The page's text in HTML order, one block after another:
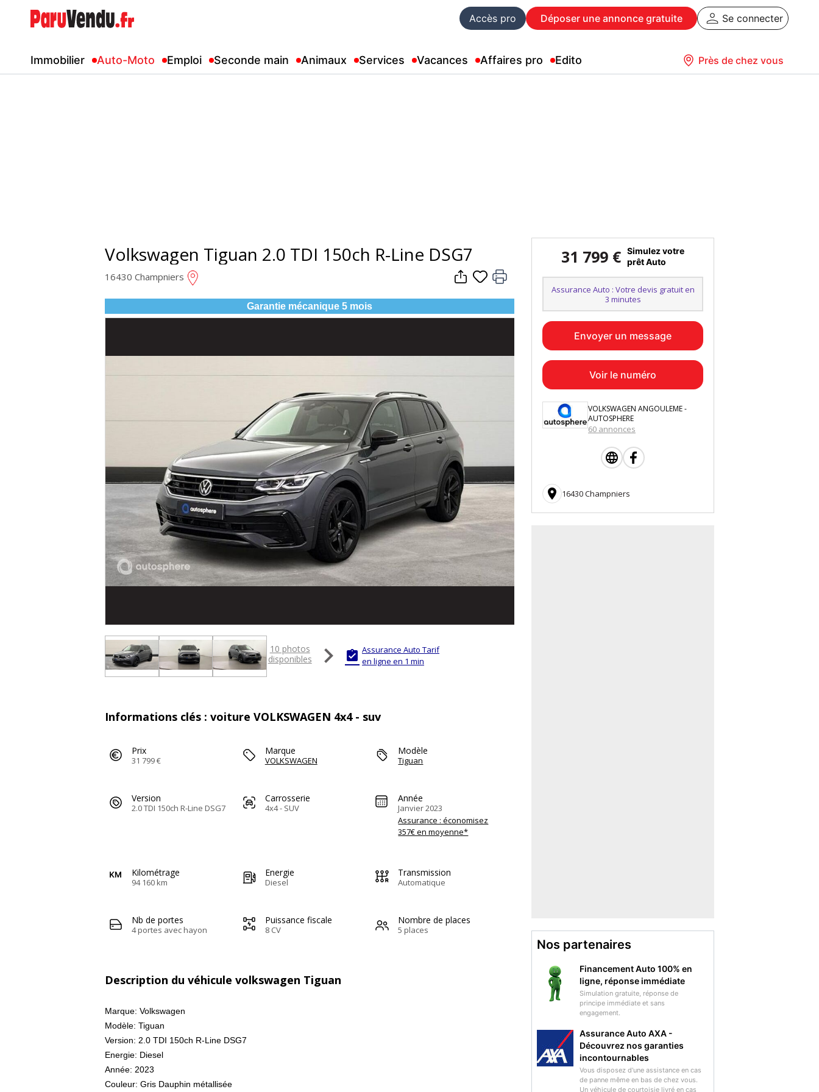
Accès pro Déposer une annonce gratuite Se connecter
Immobilier Auto-Moto Emploi Seconde main Animaux Services Vacances Affaires pro Edito Près de chez vous
Volkswagen Tiguan 2.0 TDI 150ch R-Line DSG7
16430 Champniers
Garantie mécanique 5 mois
10 photos
disponibles
  Assurance Auto Tarif
en ligne en 1 min
Informations clés : voiture VOLKSWAGEN 4x4 - suv
Prix
31 799 €
Marque
VOLKSWAGEN
Modèle
Tiguan
Version
2.0 TDI 150ch R-Line DSG7
Carrosserie
4x4 - SUV
Année
Janvier 2023
Assurance : économisez
357€ en moyenne*
Kilométrage
94 160 km
Energie
Diesel
Transmission
Automatique
Nb de portes
4 portes avec hayon
Puissance fiscale
8 CV
Nombre de places
5 places
Description du véhicule volkswagen Tiguan
Marque: Volkswagen
Modèle: Tiguan
Version: 2.0 TDI 150ch R-Line DSG7
Energie: Diesel
Année: 2023
Couleur: Gris Dauphin métallisée
31 799 € Simulez votre
prêt Auto
Assurance Auto : Votre devis gratuit en
3 minutes
Envoyer un message
Voir le numéro
VOLKSWAGEN ANGOULEME -
AUTOSPHERE
60 annonces
 16430 Champniers
Nos partenaires
Financement Auto 100% en
ligne, réponse immédiate
Simulation gratuite, réponse de
principe immédiate et sans
engagement.
Assurance Auto AXA -
Découvrez nos garanties
incontournables
Vous disposez d'une assistance en cas
de panne même en bas de chez vous.
Un véhicule de courtoisie livré en cas